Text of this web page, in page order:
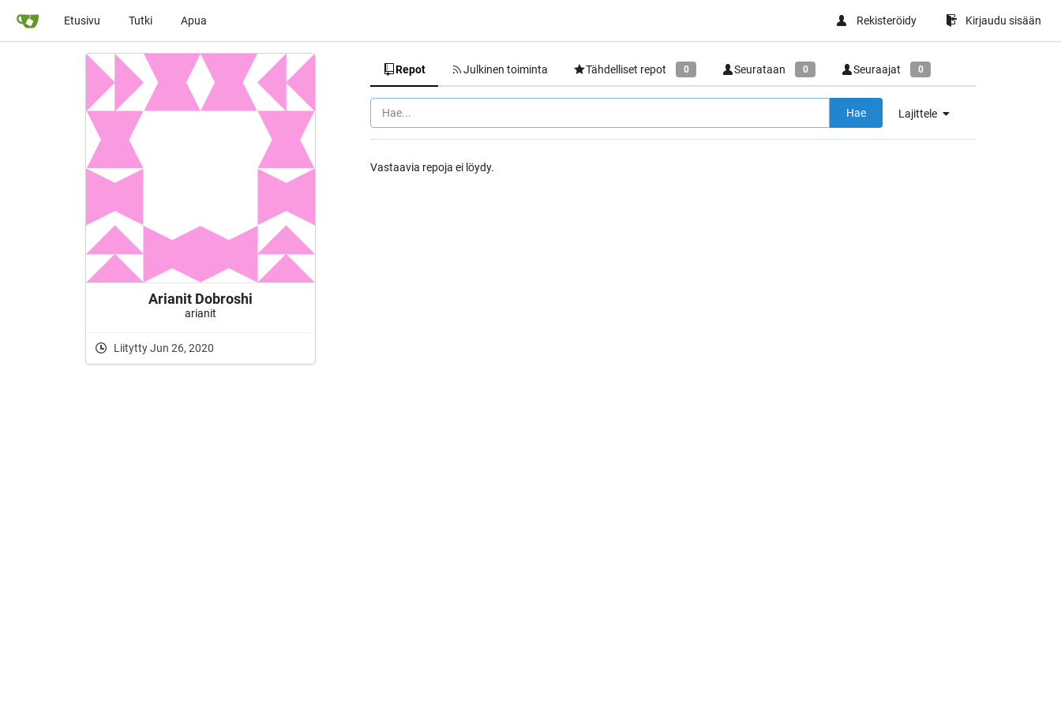
Etusivu Tutki Apua Rekisteröidy Kirjaudu sisään
Arianit Dobroshi
arianit
Liitytty Jun 26, 2020
Repot Julkinen toiminta Tähdelliset repot 0 Seurataan 0 Seuraajat 0
Lajittele
Hae
Vastaavia repoja ei löydy.